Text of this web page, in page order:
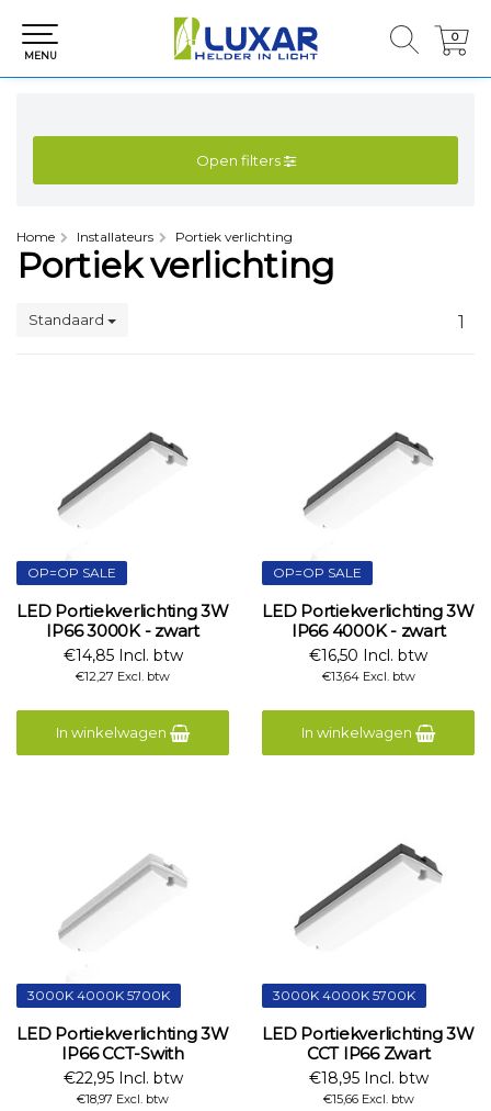
0
0
MENU
Open filters
Home Installateurs Portiek verlichting
Portiek verlichting
Standaard 1
OP=OP SALE
LED Portiekverlichting 3W
IP66 3000K - zwart
€14,85 Incl. btw
€12,27 Excl. btw
In winkelwagen
OP=OP SALE
LED Portiekverlichting 3W
IP66 4000K - zwart
€16,50 Incl. btw
€13,64 Excl. btw
In winkelwagen
3000K 4000K 5700K
LED Portiekverlichting 3W
IP66 CCT-Swith
€22,95 Incl. btw
€18,97 Excl. btw
3000K 4000K 5700K
LED Portiekverlichting 3W
CCT IP66 Zwart
€18,95 Incl. btw
€15,66 Excl. btw